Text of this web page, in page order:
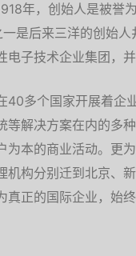
年，创始人是被誉
是后来三洋的创始
电子技术企业集团，
40多个国家开展着企
等解决方案在内的多
为本的商业活动。更
机构分别迁到北京、
真正的国际企业，始